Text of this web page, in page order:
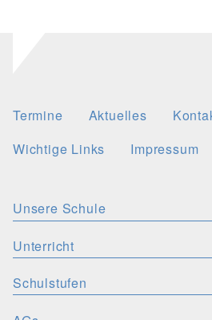
Termine Aktuelles
Wichtige Links
Impressum
Unsere Schule
Aktuelles
KONZEPTE
Christliche Akzente
PERSONEN
Schulleitung
Unterricht
SPRACHEN
Schulstufen